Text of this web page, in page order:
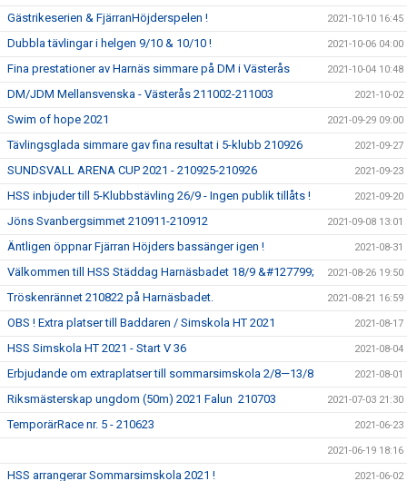
Gästrikeserien & FjärranHöjderspelen ! 2021-10-10 16:45
Dubbla tävlingar i helgen 9/10 & 10/10 ! 2021-10-06 04:00
Fina prestationer av Harnäs simmare på DM i Västerås 2021-10-04 10:48
DM/JDM Mellansvenska - Västerås 211002-211003 2021-10-02
Swim of hope 2021 2021-09-29 09:00
Tävlingsglada simmare gav fina resultat i 5-klubb 210926 2021-09-27
SUNDSVALL ARENA CUP 2021 - 210925-210926 2021-09-23
HSS inbjuder till 5-Klubbstävling 26/9 - Ingen publik tillåts ! 2021-09-20
Jöns Svanbergsimmet 210911-210912 2021-09-08 13:01
Äntligen öppnar Fjärran Höjders bassänger igen ! 2021-08-31
Välkommen till HSS Städdag Harnäsbadet 18/9 &#127799; 2021-08-26 19:50
Tröskenrännet 210822 på Harnäsbadet. 2021-08-21 16:59
OBS ! Extra platser till Baddaren / Simskola HT 2021 2021-08-17
HSS Simskola HT 2021 - Start V 36 2021-08-04
Erbjudande om extraplatser till sommarsimskola 2/8—13/8 2021-08-01
Riksmästerskap ungdom (50m) 2021 Falun 210703 2021-07-03 21:30
TemporärRace nr. 5 - 210623 2021-06-23
2021-06-19 18:16
HSS arrangerar Sommarsimskola 2021 ! 2021-06-02